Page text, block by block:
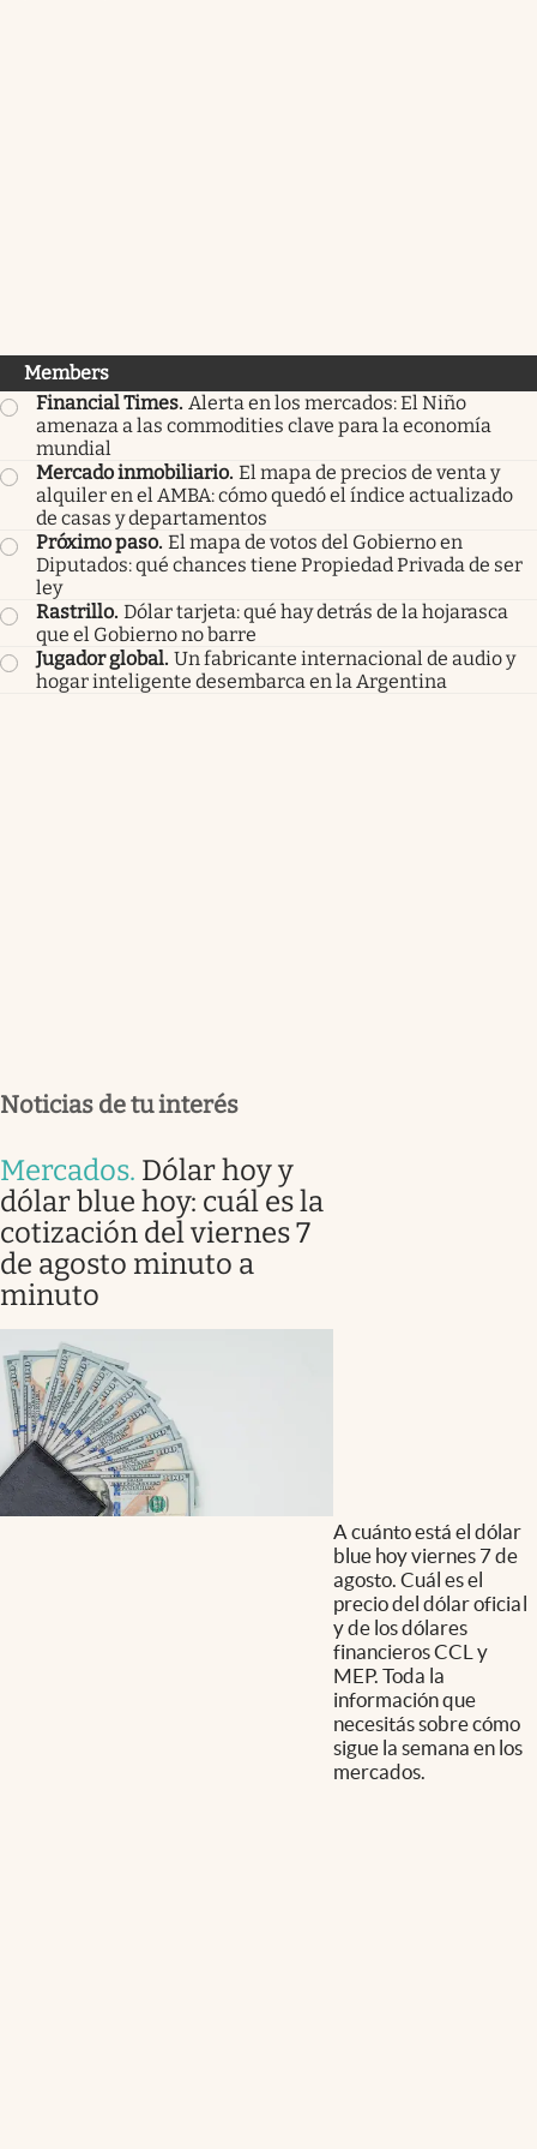
Members
Financial Times. Alerta en los mercados: El Niño
amenaza a las commodities clave para la economía
mundial
Mercado inmobiliario. El mapa de precios de venta y
alquiler en el AMBA: cómo quedó el índice actualizado
de casas y departamentos
Próximo paso. El mapa de votos del Gobierno en
Diputados: qué chances tiene Propiedad Privada de ser
ley
Rastrillo. Dólar tarjeta: qué hay detrás de la hojarasca
que el Gobierno no barre
Jugador global. Un fabricante internacional de audio y
hogar inteligente desembarca en la Argentina
Noticias de tu interés
Mercados. Dólar hoy y
dólar blue hoy: cuál es la
cotización del viernes 7
de agosto minuto a
minuto
A cuánto está el dólar
blue hoy viernes 7 de
agosto. Cuál es el
precio del dólar oficial
y de los dólares
financieros CCL y
MEP. Toda la
información que
necesitás sobre cómo
sigue la semana en los
mercados.